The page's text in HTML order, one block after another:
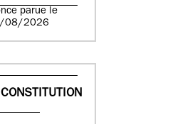
parue le
08/2026